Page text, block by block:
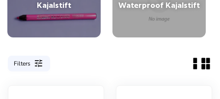
Kajalstift Waterproof Kajalstift
Filters tune